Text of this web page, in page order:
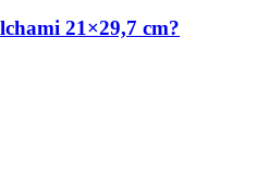
21×29,7 сm?